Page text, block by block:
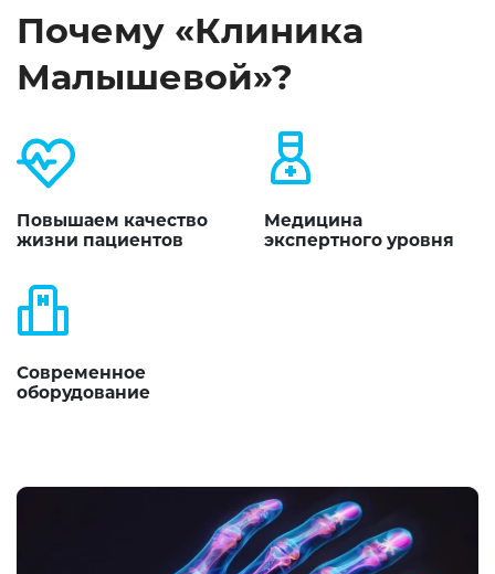
Почему «Клиника
Малышевой»?
Повышаем качество
жизни пациентов
Медицина
экспертного уровня
Современное
оборудование